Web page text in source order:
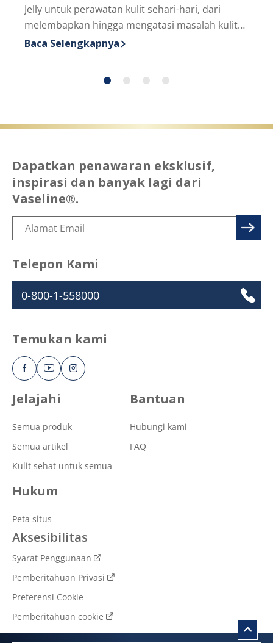
Jelly untuk perawatan kulit sehari-hari, dari
melembapkan hingga mengatasi masalah kulit
kering dan iritasi.
Discover more about Manfaat Produk
Baca Selengkapnya
Jelajahi
Semua produk
Semua artikel
Kulit sehat untuk semua
Bantuan
Hubungi kami
FAQ
Hukum
Peta situs
Aksesibilitas
Syarat Penggunaan
Pemberitahuan Privasi
Preferensi Cookie
Pemberitahuan cookie
Dapatkan penawaran eksklusif,
inspirasi dan banyak lagi dari
Vaseline®.
Telepon Kami
0-800-1-558000
Temukan kami